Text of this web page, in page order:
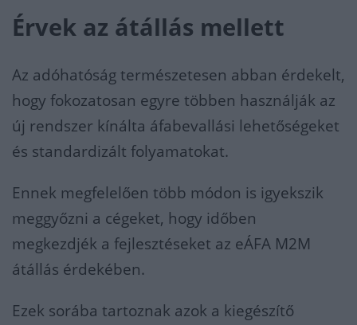
Érvek az átállás mellett
Az adóhatóság természetesen abban érdekelt,
hogy fokozatosan egyre többen használják az
új rendszer kínálta áfabevallási lehetőségeket
és standardizált folyamatokat.
Ennek megfelelően több módon is igyekszik
meggyőzni a cégeket, hogy időben
megkezdjék a fejlesztéseket az eÁFA M2M
átállás érdekében.
Ezek sorába tartoznak azok a kiegészítő